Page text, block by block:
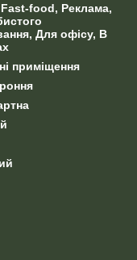
Fast-food, Реклама,
Для офісу, В
приміщення